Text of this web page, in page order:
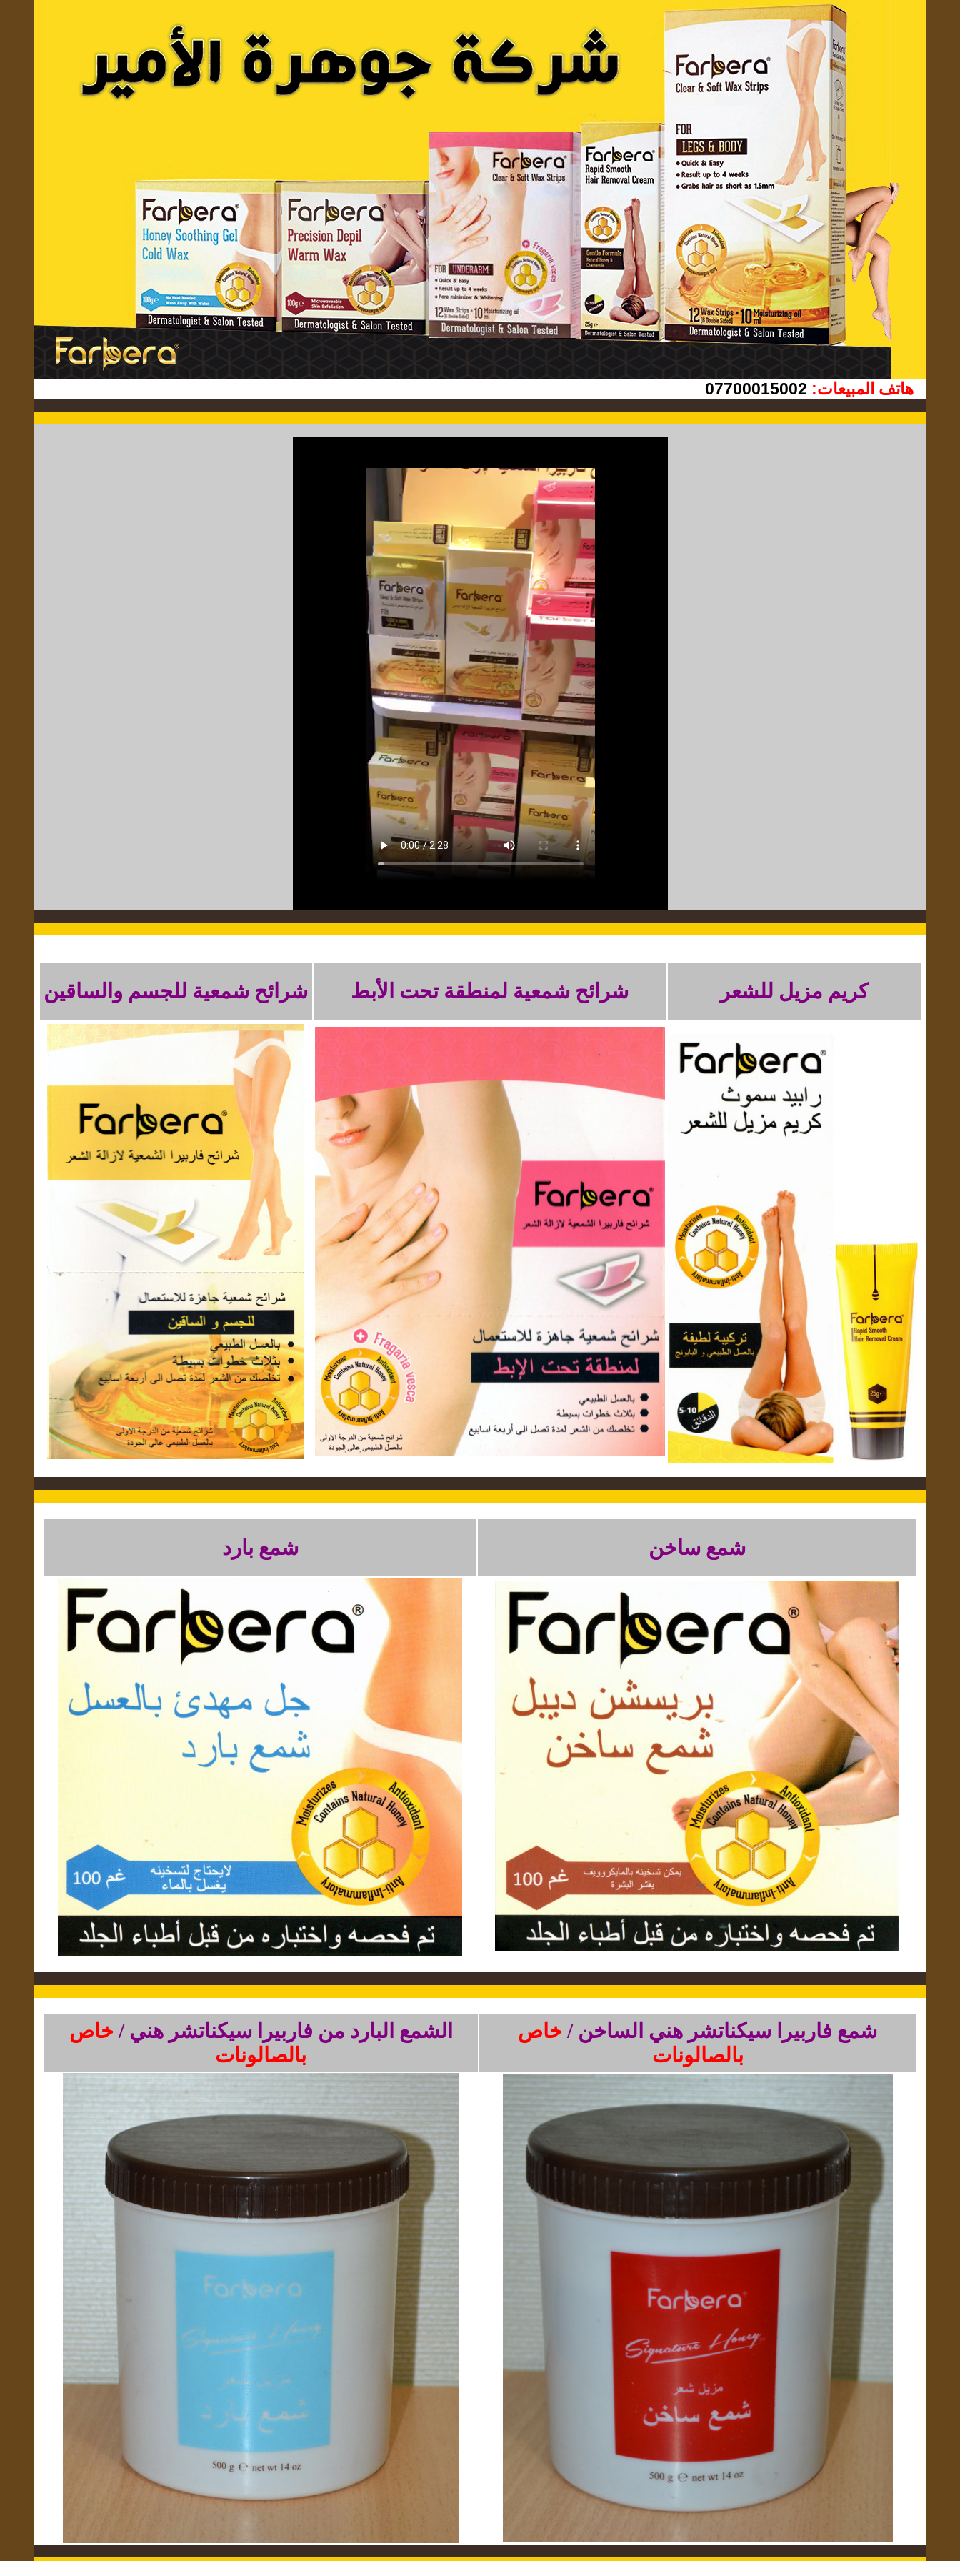
هاتف المبيعات:
شرائح شمعية للجسم والساقين شرائح شمعية لمنطقة تحت الأبط كريم مزيل للشعر
شمع بارد شمع ساخن
الشمع البارد من فاربيرا سيكناتشر هني / خاص
بالصالونات
شمع فاربيرا سيكناتشر هني الساخن / خاص
بالصالونات